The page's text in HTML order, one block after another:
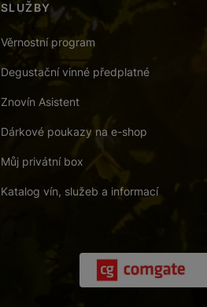
SLUŽBY
Věrnostní program
Degustační vinné předplatné
Znovín Asistent
Dárkové poukazy na e-shop
Můj privátní box
Katalog vín, služeb a informací